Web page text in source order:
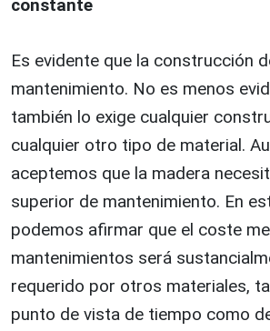
constante
Es evidente que la construcción
mantenimiento. No es menos
también lo exige cualquier
cualquier otro tipo de material.
aceptemos que la madera
superior de mantenimiento. En
podemos afirmar que el coste
mantenimientos será
requerido por otros materiales,
punto de vista de tiempo como